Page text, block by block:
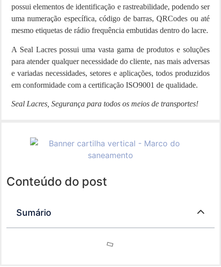
possui elementos de identificação e rastreabilidade, podendo ser
uma numeração específica, código de barras, QRCodes ou até
mesmo etiquetas de rádio frequência embutidas dentro do lacre.
A Seal Lacres possui uma vasta gama de produtos e soluções
para atender qualquer necessidade do cliente, nas mais adversas
e variadas necessidades, setores e aplicações, todos produzidos
em conformidade com a certificação ISO9001 de qualidade.
Seal Lacres, Segurança para todos os meios de transportes!
Conteúdo do post
Sumário